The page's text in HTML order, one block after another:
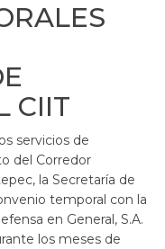
CIIT
servicios de
del Corredor
la Secretaría de
temporal con la
en General, S.A.
los meses de